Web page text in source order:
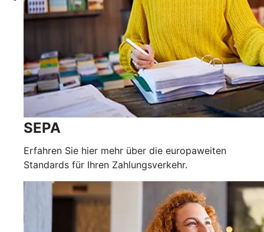
SEPA
Erfahren Sie hier mehr über die europaweiten
Standards für Ihren Zahlungsverkehr.